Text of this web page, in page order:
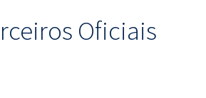
Oficiais